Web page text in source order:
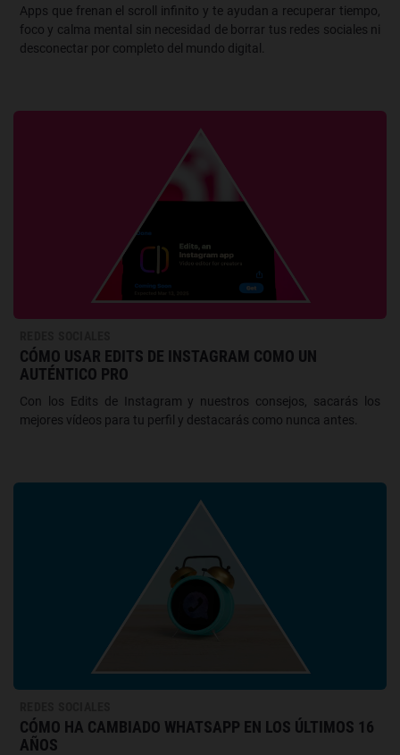
Apps que frenan el scroll infinito y te ayudan a recuperar tiempo,
foco y calma mental sin necesidad de borrar tus redes sociales ni
desconectar por completo del mundo digital.
CÓMO USAR EDITS DE INSTAGRAM COMO UN
AUTÉNTICO PRO
Con los Edits de Instagram y nuestros consejos, sacarás los
mejores vídeos para tu perfil y destacarás como nunca antes.
CÓMO HA CAMBIADO WHATSAPP EN LOS ÚLTIMOS 16
AÑOS